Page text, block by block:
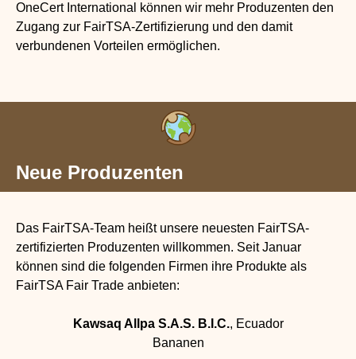
OneCert International können wir mehr Produzenten den
Zugang zur FairTSA-Zertifizierung und den damit
verbundenen Vorteilen ermöglichen.
Neue Produzenten
Das FairTSA-Team heißt unsere neuesten FairTSA-
zertifizierten Produzenten willkommen. Seit Januar
können sind die folgenden Firmen ihre Produkte als
FairTSA Fair Trade anbieten:
Kawsaq Allpa S.A.S. B.I.C., Ecuador
Bananen